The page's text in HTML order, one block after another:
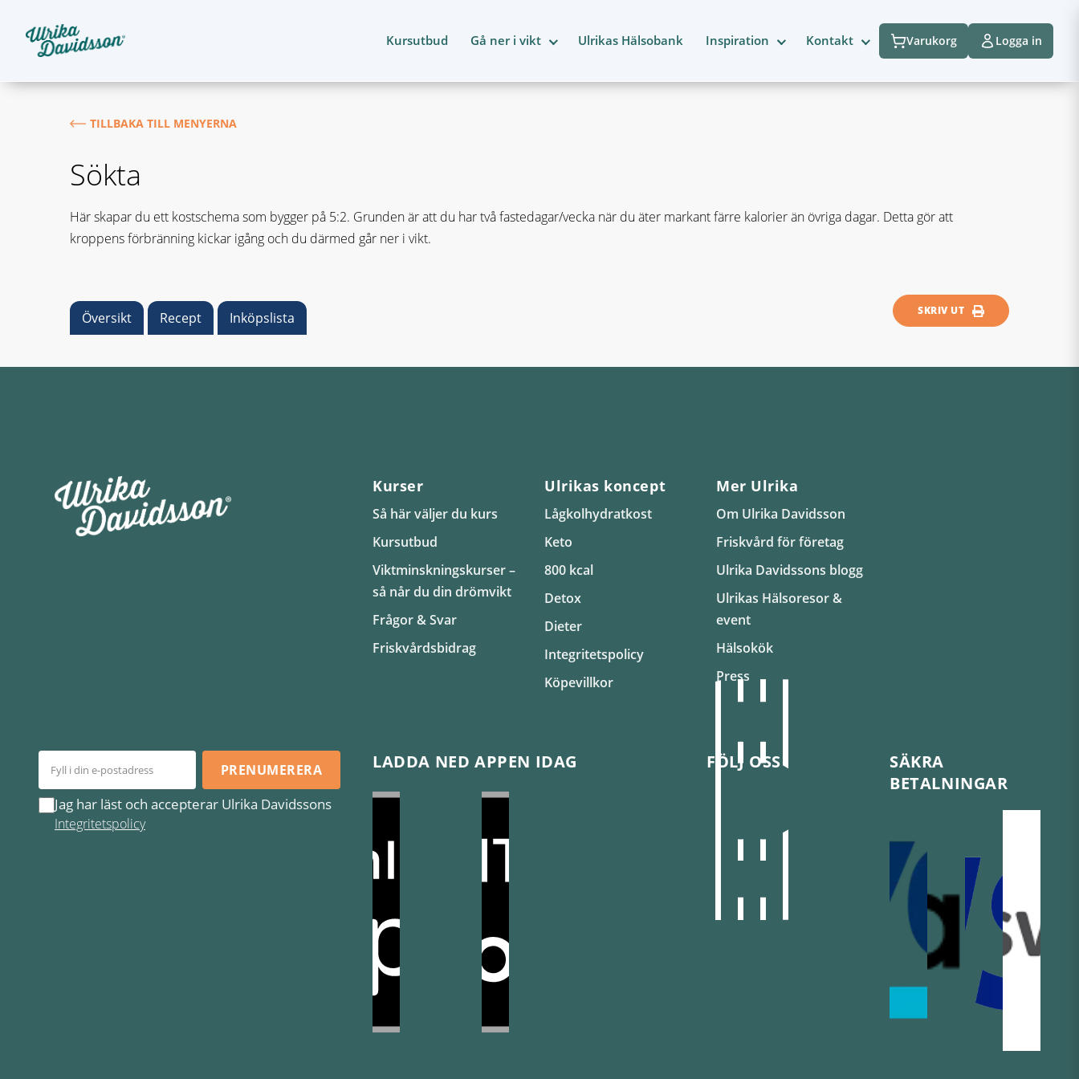
Kursutbud Gå ner i vikt Ulrikas Hälsobank Inspiration Kontakt Varukorg Logga in
TILLBAKA TILL MENYERNA
Sökta
Här skapar du ett kostschema som bygger på 5:2. Grunden är att du har två fastedagar/vecka när du äter markant färre kalorier än övriga dagar. Detta gör att
kroppens förbränning kickar igång och du därmed går ner i vikt.
Översikt Recept Inköpslista SKRIV UT
Kurser
Så här väljer du kurs
Kursutbud
Viktminskningskurser –
så når du din drömvikt
Frågor & Svar
Friskvårdsbidrag
Ulrikas koncept
Lågkolhydratkost
Keto
800 kcal
Detox
Dieter
Integritetspolicy
Köpevillkor
Mer Ulrika
Om Ulrika Davidsson
Friskvård för företag
Ulrika Davidssons blogg
Ulrikas Hälsoresor &
event
Hälsokök
Press
PRENUMERERA
Jag har läst och accepterar Ulrika Davidssons
Integritetspolicy
LADDA NED APPEN IDAG FÖLJ OSS
SÄKRA
BETALNINGAR